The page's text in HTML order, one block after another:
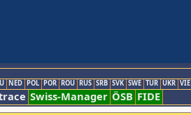
NED POL POR ROU RUS SRB SVK SWE TUR UKR VIE
Swiss-Manager ÖSB FIDE